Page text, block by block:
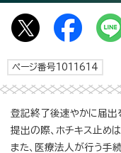
ページ番号1011614
登記終了後速やかに届出
提出の際、ホチキス止めは
また、医療法人が行う手